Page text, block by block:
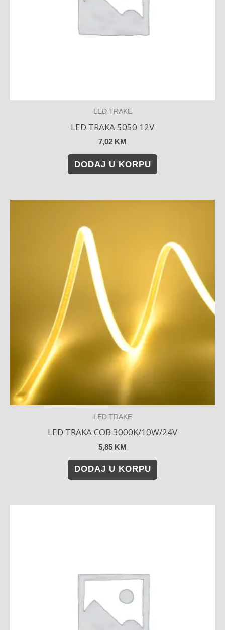
LED TRAKE
LED TRAKA 5050 12V
7,02 KM
DODAJ U KORPU
LED TRAKE
LED TRAKA COB 3000K/10W/24V
5,85 KM
DODAJ U KORPU